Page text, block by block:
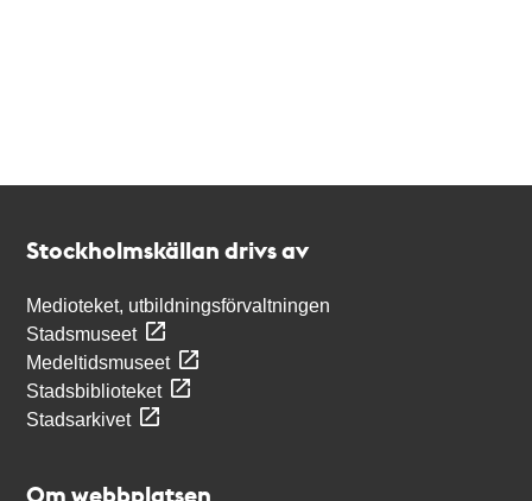
Stockholmskällan drivs av
Medioteket, utbildningsförvaltningen
Stadsmuseet
Medeltidsmuseet
Stadsbiblioteket
Stadsarkivet
Om webbplatsen